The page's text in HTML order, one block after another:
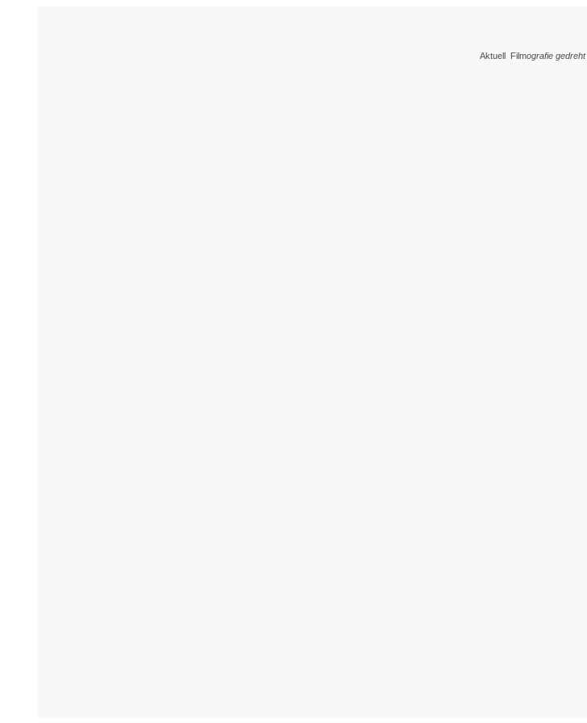
Aktuell Filmografie gedreht